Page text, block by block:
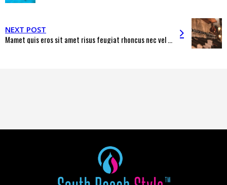
NEXT POST
Mamet quis eros sit amet risus feugiat rhoncus nec vel nisi